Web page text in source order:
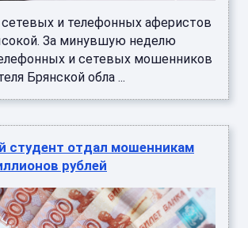
и телефонных аферистов
За минувшую неделю
и сетевых мошенников
Брянской обла ...
студент отдал мошенникам
рублей